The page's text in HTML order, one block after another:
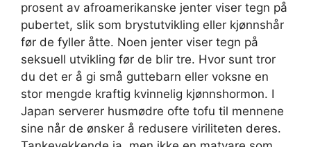
prosent av afroamerikanske jenter viser tegn på
pubertet, slik som brystutvikling eller kjønnshår
før de fyller åtte. Noen jenter viser tegn på
seksuell utvikling før de blir tre. Hvor sunt tror
du det er å gi små guttebarn eller voksne en
stor mengde kraftig kvinnelig kjønnshormon. I
Japan serverer husmødre ofte tofu til mennene
sine når de ønsker å redusere viriliteten deres.